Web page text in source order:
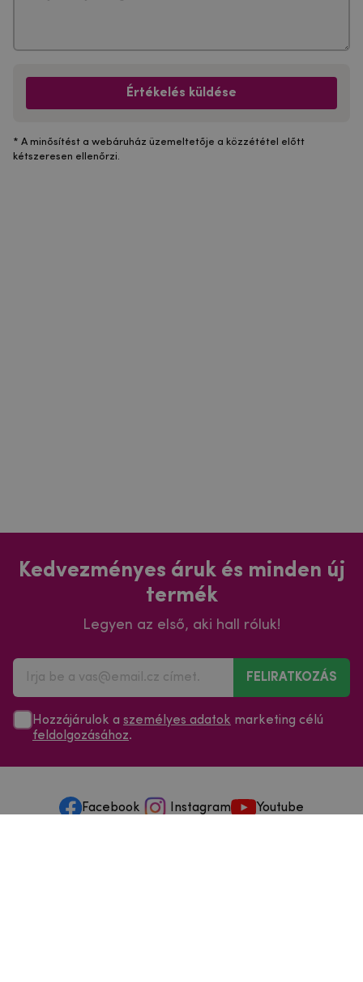
Értékelés küldése
* A minősítést a webáruház üzemeltetője a közzététel előtt
kétszeresen ellenőrzi.
Kedvezményes áruk és minden új
termék
Legyen az első, aki hall róluk!
FELIRATKOZÁS
Hozzájárulok a személyes adatok marketing célú
feldolgozásához.
Facebook Instagram Youtube